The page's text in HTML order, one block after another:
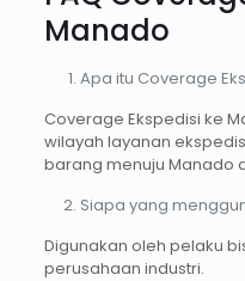
Manado
Apa itu Coverage
Coverage Ekspedisi ke
wilayah layanan
barang menuju Manado
Siapa yang
Digunakan oleh pelaku
perusahaan industri.